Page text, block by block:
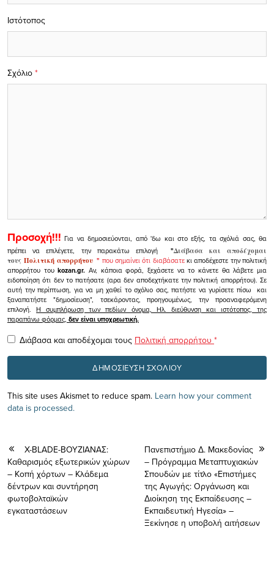
Σχόλιο *
Ιστότοπος
Προσοχή!!! Για να δημοσιεύονται, από 'δω και στο εξής, τα σχόλιά σας, θα
πρέπει να επιλέγετε, την παρακάτω επιλογή
"Διάβασα και αποδέχομαι
τουςΠολιτική απορρήτου" που σημαίνει ότι διαβάσατεκι αποδέχεστε την πολιτική
απορρήτου τουkozan.gr. Αν, κάποια φορά, ξεχάσετε να το κάνετε θα λάβετε μια
ειδοποίηση ότι δεν το πατήσατε (αρα δεν αποδεχτήκατε την πολιτική απορρήτου). Σε
αυτή την περίπτωση, για να μη χαθεί το σχόλιο σας, πατήστε να γυρίσετε πίσω και
ξαναπατήστε "δημοσίευση", τσεκάροντας, προηγουμένως, την προαναφερόμενη
επιλογή.Η συμπλήρωση των πεδίων όνομα, Ηλ. διεύθυνση και ιστότοπος, της
παραπάνω φόρμας, δεν είναι υποχρεωτική.
Διάβασα και αποδέχομαι τους Πολιτική απορρήτου *
This site uses Akismet to reduce spam. Learn how your comment
data is processed.
X-BLADE-ΒΟΥΖΙΑΝΑΣ:
Kαθαρισμός εξωτερικών χώρων
– Κοπή χόρτων – Κλάδεμα
δέντρων και συντήρηση
φωτοβολταϊκών
εγκαταστάσεων
Πανεπιστήμιο Δ. Μακεδονίας
– Πρόγραμμα Μεταπτυχιακών
Σπουδών με τίτλο «Επιστήμες
της Αγωγής: Οργάνωση και
Διοίκηση της Εκπαίδευσης –
Εκπαιδευτική Ηγεσία» –
Ξεκίνησε η υποβολή αιτήσεων